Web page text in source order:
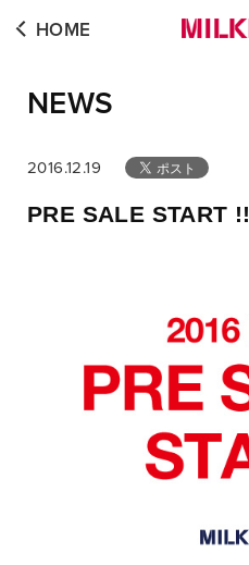
NEWS
HOME
2016.12.19
PRE SALE START !!